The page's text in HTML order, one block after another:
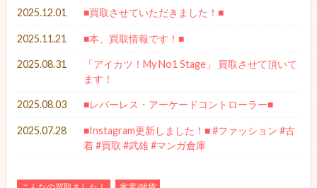
2025.12.01 ■買取させていただきました！■
2025.11.21 ■本、買取情報です！■
2025.08.31
「アイカツ！My No1 Stage」 買取させて頂いて
ます！
2025.08.03 ■レバーレス・アーケードコントローラー■
2025.07.28
■Instagram更新しました！■ #ファッション #古
着 #買取 #武雄 #マンガ倉庫